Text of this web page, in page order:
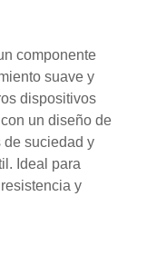
componente
suave y
dispositivos
un diseño de
suciedad y
Ideal para
y